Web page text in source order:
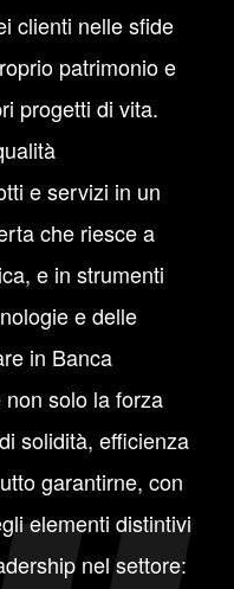
clienti nelle sfide
patrimonio e
progetti di vita.
e servizi in un
che riesce a
e in strumenti
e delle
in Banca
solo la forza
solidità, efficienza
garantirne, con
elementi distintivi
nel settore: